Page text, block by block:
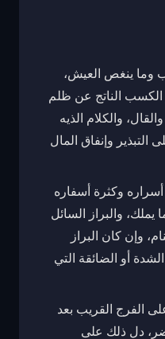
وما ينغص العيش،
الكسب الناتج عن ظلم
والكلام الذيه
التبذير وإنفاق المال
وكثرة أسفاره
يملك، والبراز السائل
وإن كان البراز
أو الضائقة التي
الفرج القريب بعد
دل ذلك على